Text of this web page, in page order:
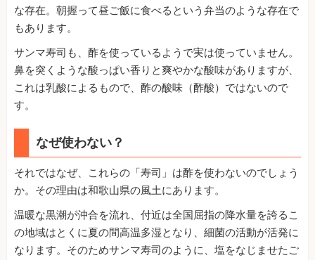
な存在。朝握って昼ご飯に食べるという弁当のような存在で
もあります。
サンマ寿司も、酢を使っているようで実は使っていません。
鼻を突くような酸っぱい香りと爽やかな酸味がありますが、
これは乳酸によるもので、酢の酸味（酢酸）ではないので
す。
なぜ使わない？
それではなぜ、これらの「寿司」は酢を使わないのでしょう
か。その理由は和歌山県の風土にあります。
温暖な黒潮が沖合を流れ、付近は全国屈指の降水量を誇るこ
の地域はとくに夏の間高温多湿となり、細菌の活動が活発に
なります。そのためサンマ寿司のように、塩をなじませたご